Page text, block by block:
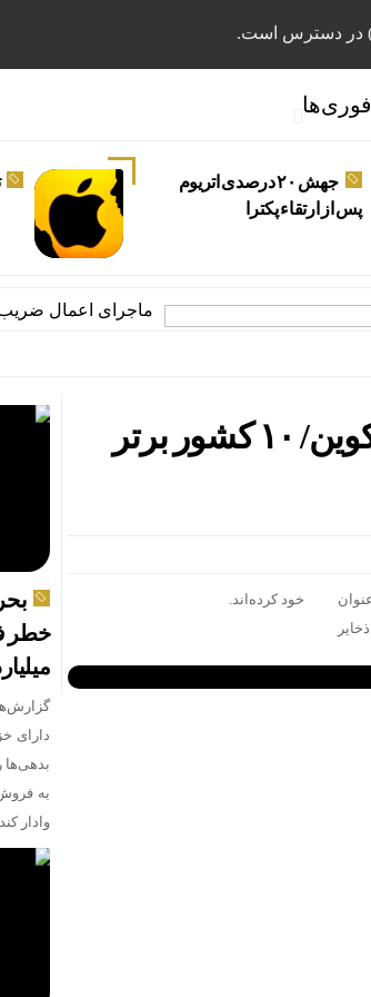
فوری‌ها
جهش ۲۰ درصدی اتریوم
پس از ارتقاء پکترا
ماجرای اعمال ضریب ۲.۷ برای اینترنت بین‌الملل چیست؟
رقابت پنهان دولت‌ها بر سر بیت‌کوین/ ۱۰ کشور برتر
خود کرده‌اند.
خطر
دارای
بدهی‌ها
به فروش
وادار